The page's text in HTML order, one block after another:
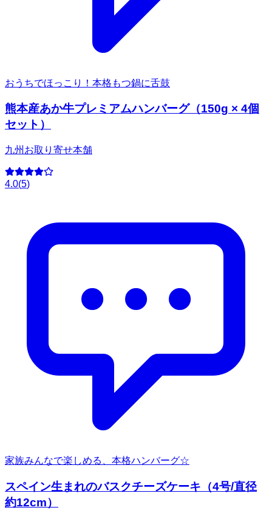
おうちでほっこり！本格もつ鍋に舌鼓
熊本産あか牛プレミアムハンバーグ（150g × 4個
セット）
九州お取り寄せ本舗
4.0(5)
家族みんなで楽しめる、本格ハンバーグ☆
スペイン生まれのバスクチーズケーキ（4号/直径
約12cm）